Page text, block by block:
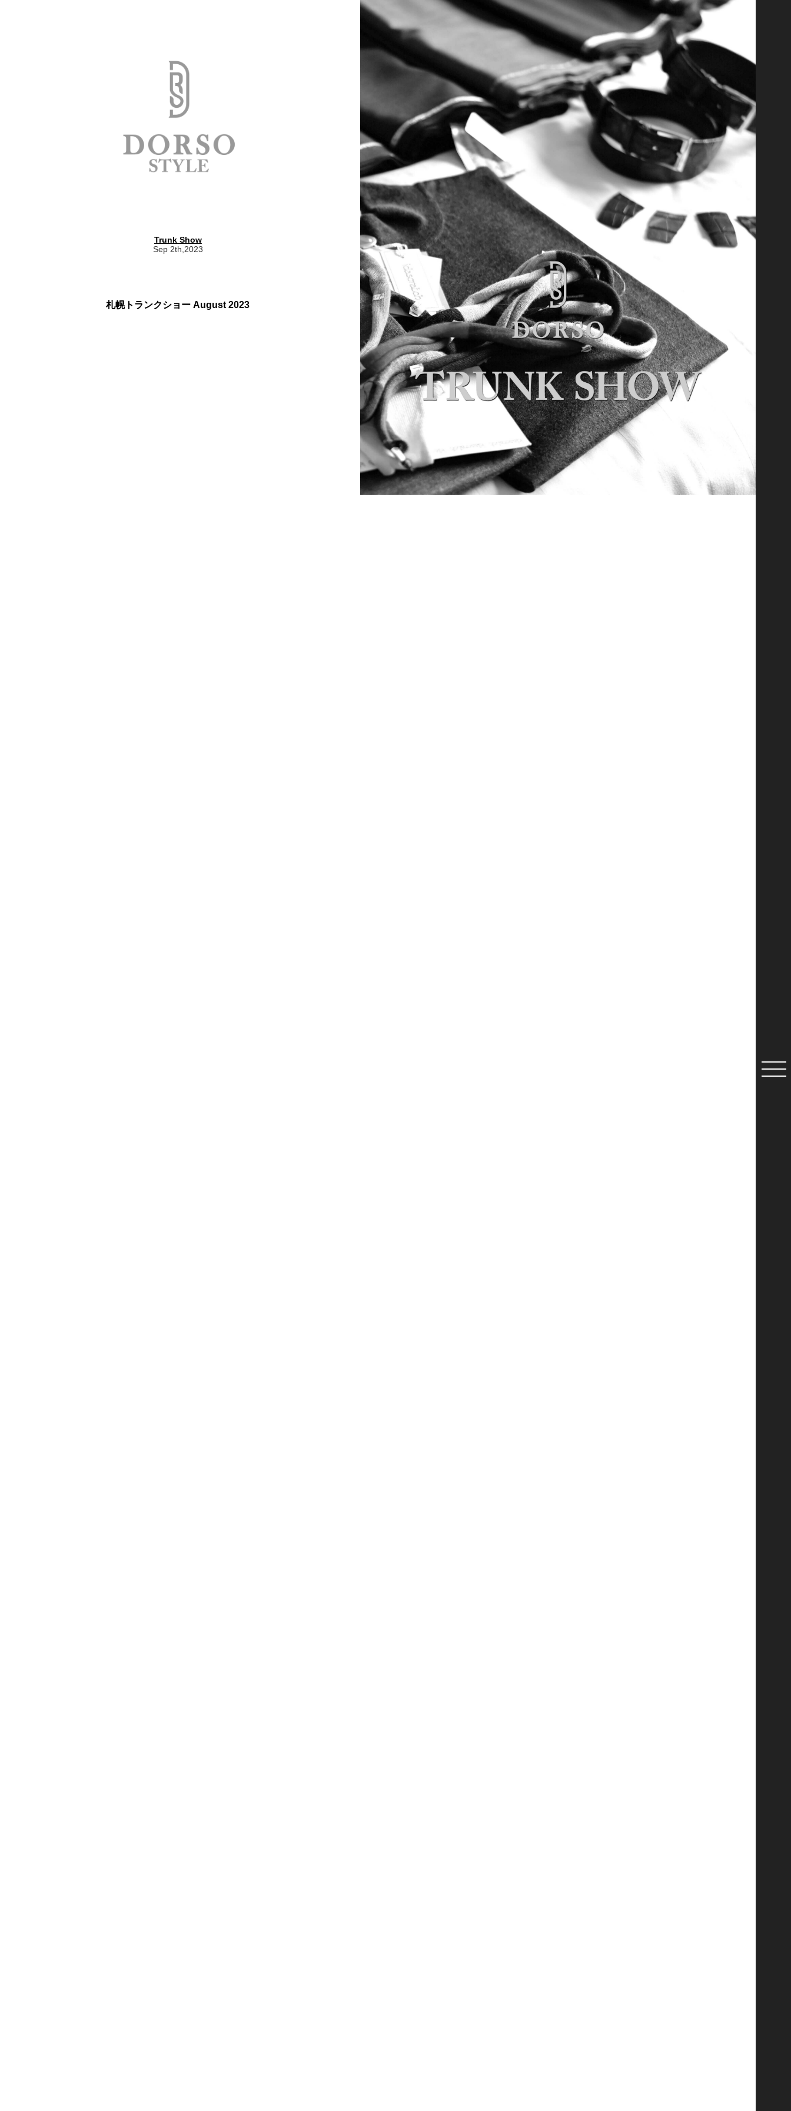
Trunk Show
Sep 2th,2023
札幌トランクショー August 2023